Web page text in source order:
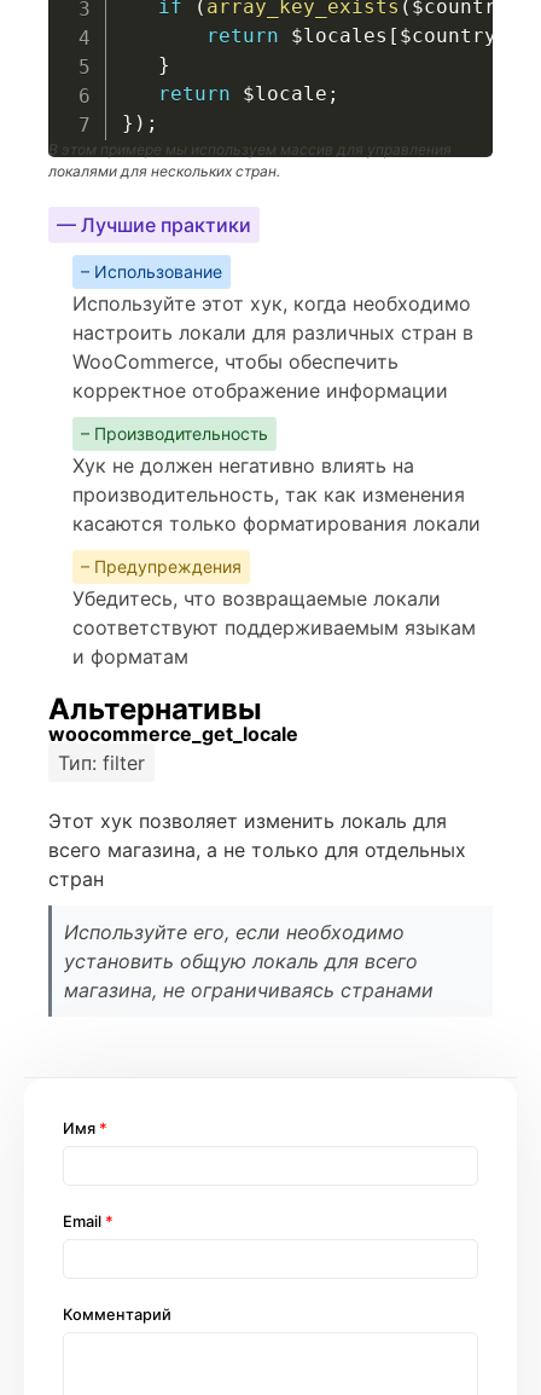
if ( array_key_exists ( $country
return
$locales [ $country
}
return
$locale ;
} ) ;
В этом примере мы используем массив для управления
локалями для нескольких стран.
— Лучшие практики
– Использование
Используйте этот хук, когда необходимо
настроить локали для различных стран в
WooCommerce, чтобы обеспечить
корректное отображение информации
– Производительность
Хук не должен негативно влиять на
производительность, так как изменения
касаются только форматирования локали
– Предупреждения
Убедитесь, что возвращаемые локали
соответствуют поддерживаемым языкам
и форматам
Альтернативы
woocommerce_get_locale
Тип: filter
Этот хук позволяет изменить локаль для
всего магазина, а не только для отдельных
стран
Используйте его, если необходимо
установить общую локаль для всего
магазина, не ограничиваясь странами
Комментарий
Имя *
Email *